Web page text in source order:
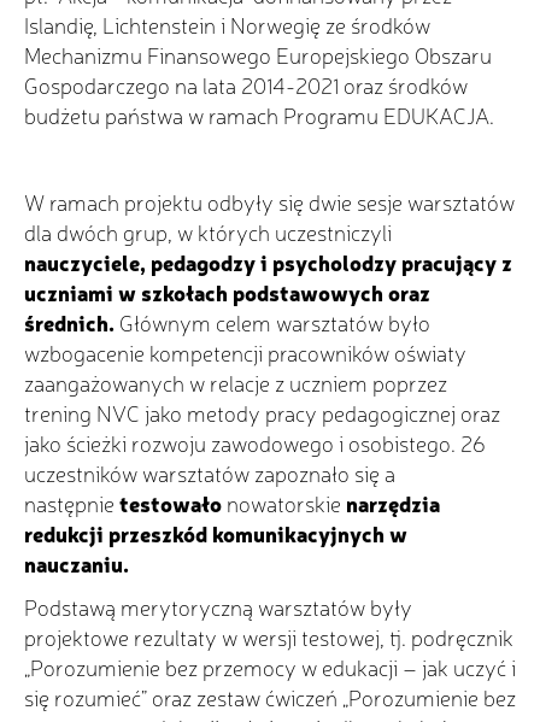
Islandię, Lichtenstein i Norwegię ze środków
Mechanizmu Finansowego Europejskiego Obszaru
Gospodarczego na lata 2014-2021 oraz środków
budżetu państwa w ramach Programu EDUKACJA.
W ramach projektu odbyły się dwie sesje warsztatów
dla dwóch grup, w których uczestniczyli
nauczyciele, pedagodzy i psycholodzy pracujący z
uczniami w szkołach podstawowych oraz
średnich. Głównym celem warsztatów było
wzbogacenie kompetencji pracowników oświaty
zaangażowanych w relacje z uczniem poprzez
trening NVC jako metody pracy pedagogicznej oraz
jako ścieżki rozwoju zawodowego i osobistego. 26
uczestników warsztatów zapoznało się a
następnie testowało nowatorskie narzędzia
redukcji przeszkód komunikacyjnych w
nauczaniu.
Podstawą merytoryczną warsztatów były
projektowe rezultaty w wersji testowej, tj. podręcznik
„Porozumienie bez przemocy w edukacji – jak uczyć i
się rozumieć” oraz zestaw ćwiczeń „Porozumienie bez